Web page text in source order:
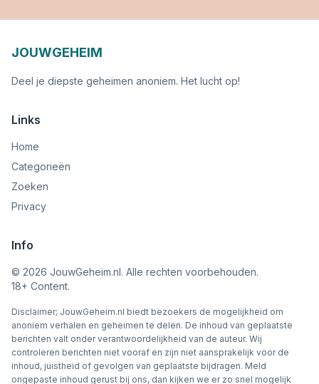
JOUWGEHEIM
Deel je diepste geheimen anoniem. Het lucht op!
Links
Home
Categorieën
Zoeken
Privacy
Info
© 2026 JouwGeheim.nl. Alle rechten voorbehouden.
18+ Content.
Disclaimer; JouwGeheim.nl biedt bezoekers de mogelijkheid om
anoniem verhalen en geheimen te delen. De inhoud van geplaatste
berichten valt onder verantwoordelijkheid van de auteur. Wij
controleren berichten niet vooraf en zijn niet aansprakelijk voor de
inhoud, juistheid of gevolgen van geplaatste bijdragen. Meld
ongepaste inhoud gerust bij ons, dan kijken we er zo snel mogelijk